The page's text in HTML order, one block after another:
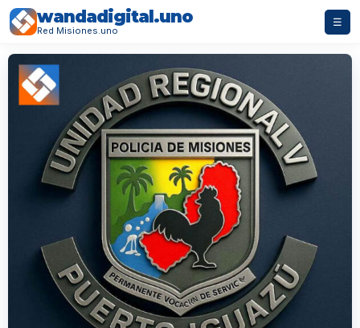
wandadigital.uno
Red Misiones.uno
☰